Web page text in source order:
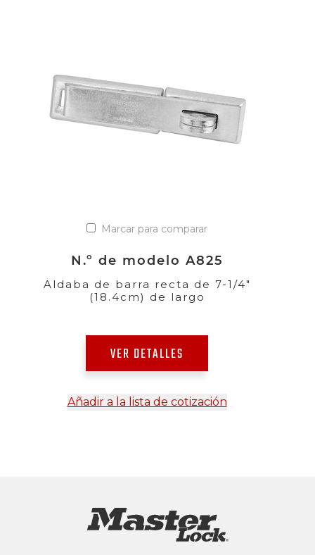
Marcar para comparar
N.º de modelo A825
Aldaba de barra recta de 7-1/4"
(18.4cm) de largo
VER DETALLES
Añadir a la lista de cotización